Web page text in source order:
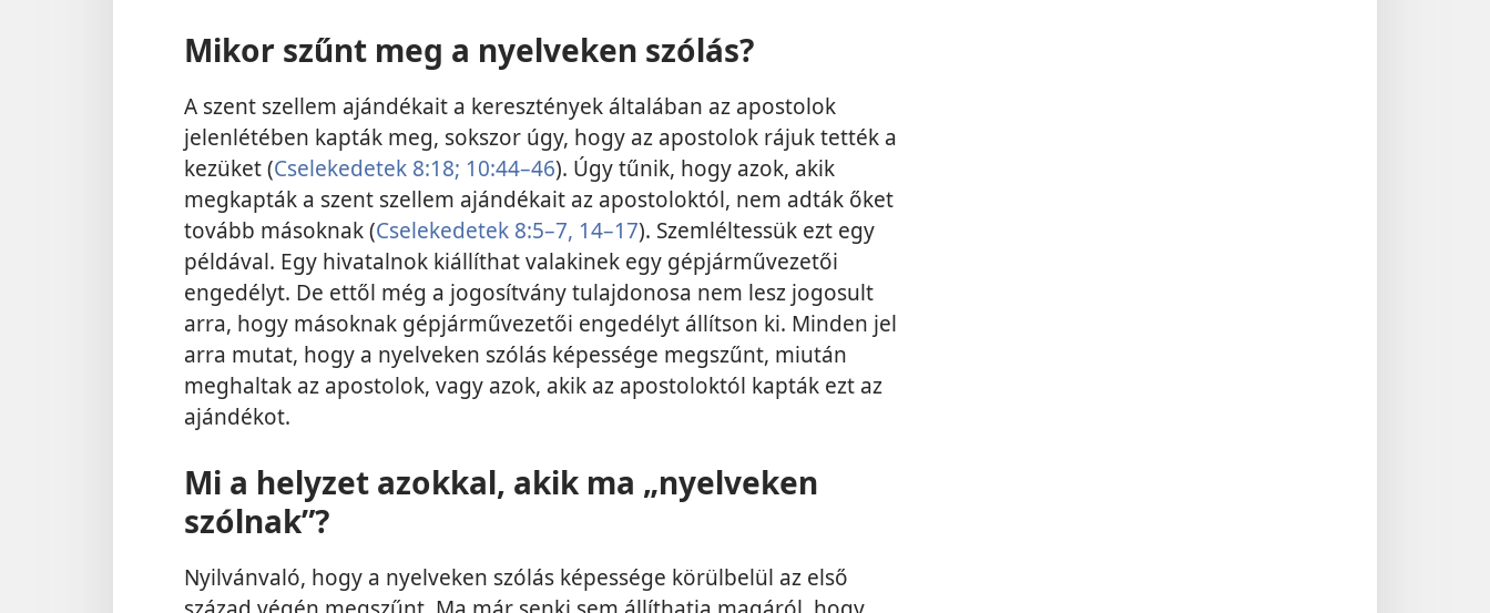
Mikor szűnt meg a nyelveken szólás?
A szent szellem ajándékait a keresztények általában az apostolok
jelenlétében kapták meg, sokszor úgy, hogy az apostolok rájuk tették a
kezüket (Cselekedetek 8:18; 10:44–46). Úgy tűnik, hogy azok, akik
megkapták a szent szellem ajándékait az apostoloktól, nem adták őket
tovább másoknak (Cselekedetek 8:5–7, 14–17). Szemléltessük ezt egy
példával. Egy hivatalnok kiállíthat valakinek egy gépjárművezetői
engedélyt. De ettől még a jogosítvány tulajdonosa nem lesz jogosult
arra, hogy másoknak gépjárművezetői engedélyt állítson ki. Minden jel
arra mutat, hogy a nyelveken szólás képessége megszűnt, miután
meghaltak az apostolok, vagy azok, akik az apostoloktól kapták ezt az
ajándékot.
Mi a helyzet azokkal, akik ma „nyelveken
szólnak”?
Nyilvánvaló, hogy a nyelveken szólás képessége körülbelül az első